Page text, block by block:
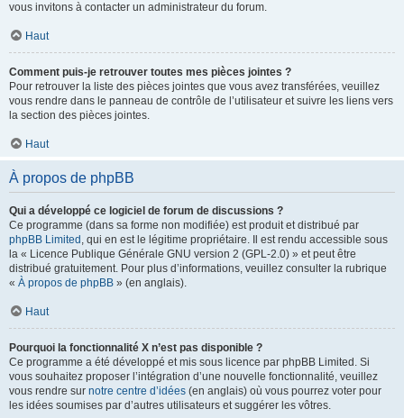
vous invitons à contacter un administrateur du forum.
Haut
Comment puis-je retrouver toutes mes pièces jointes ?
Pour retrouver la liste des pièces jointes que vous avez transférées, veuillez
vous rendre dans le panneau de contrôle de l’utilisateur et suivre les liens vers
la section des pièces jointes.
Haut
À propos de phpBB
Qui a développé ce logiciel de forum de discussions ?
Ce programme (dans sa forme non modifiée) est produit et distribué par
phpBB Limited , qui en est le légitime propriétaire. Il est rendu accessible sous
la « Licence Publique Générale GNU version 2 (GPL-2.0) » et peut être
distribué gratuitement. Pour plus d’informations, veuillez consulter la rubrique
« À propos de phpBB » (en anglais).
Haut
Pourquoi la fonctionnalité X n’est pas disponible ?
Ce programme a été développé et mis sous licence par phpBB Limited. Si
vous souhaitez proposer l’intégration d’une nouvelle fonctionnalité, veuillez
vous rendre sur notre centre d’idées (en anglais) où vous pourrez voter pour
les idées soumises par d’autres utilisateurs et suggérer les vôtres.